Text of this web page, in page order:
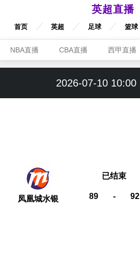
英超直播
首页 英超 足球 篮球
NBA直播 CBA直播 西甲直播
2026-07-10 10:00
凤凰城水银 89 - 92
已结束